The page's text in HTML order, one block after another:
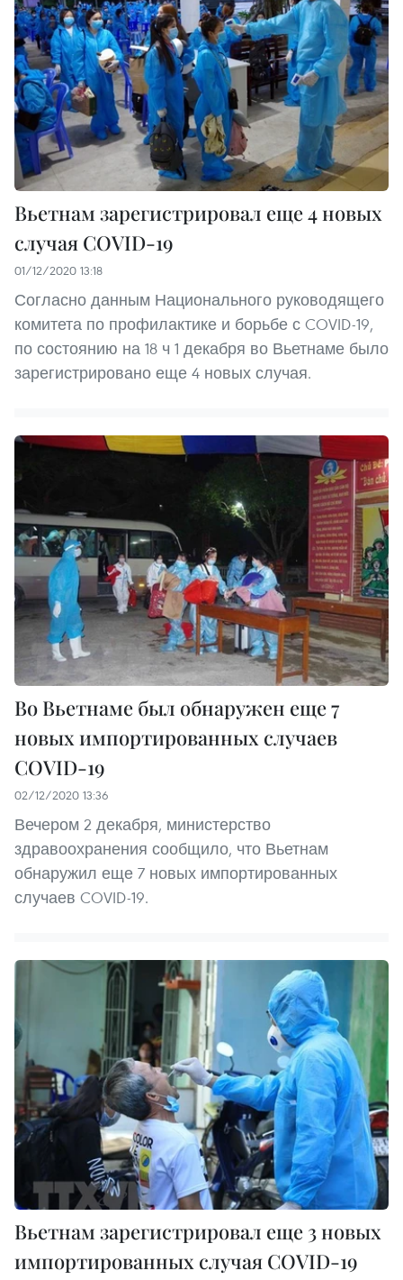
Вьетнам зарегистрировал еще 4 новых
случая COVID-19
01/12/2020 13:18
Согласно данным Национального руководящего
комитета по профилактике и борьбе с COVID-19,
по состоянию на 18 ч 1 декабря во Вьетнаме было
зарегистрировано еще 4 новых случая.
Во Вьетнаме был обнаружен еще 7
новых импортированных случаев
COVID-19
02/12/2020 13:36
Вечером 2 декабря, министерство
здравоохранения сообщило, что Вьетнам
обнаружил еще 7 новых импортированных
случаев COVID-19.
Вьетнам зарегистрировал еще 3 новых
импортированных случая COVID-19